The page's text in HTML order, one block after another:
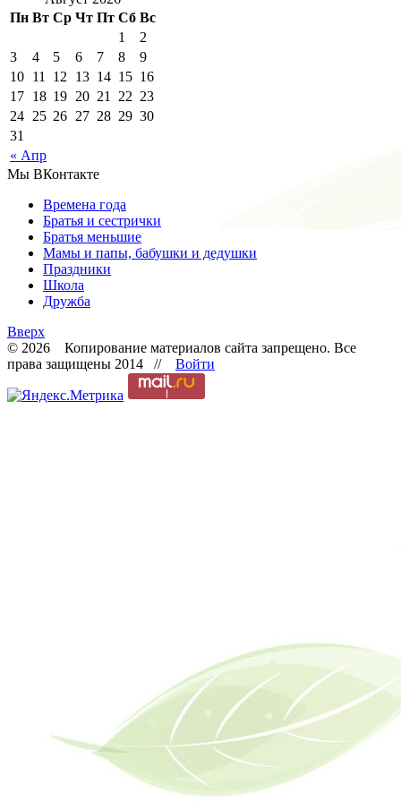
Пн Вт Ср Чт Пт Сб Вс
« Апр
1
2
3
4 5 6 7 8
9
10 11 12 13 14 15 16
17 18 19 20 21 22 23
24 25 26 27 28 29 30
31
Мы ВКонтакте
Времена года
Братья и сестрички
Братья меньшие
Мамы и папы, бабушки и дедушки
Праздники
Школа
Дружба
Вверх
© 2026 Копирование материалов сайта запрещено. Все
права защищены 2014 // Войти